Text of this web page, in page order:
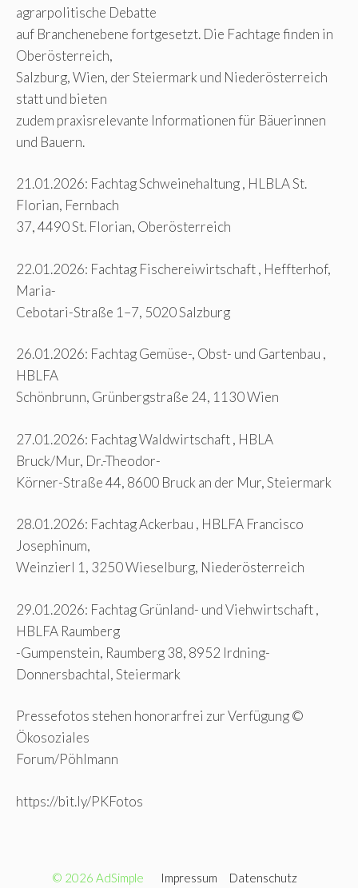
agrarpolitische Debatte
auf Branchenebene fortgesetzt. Die Fachtage finden in
Oberösterreich,
Salzburg, Wien, der Steiermark und Niederösterreich
statt und bieten
zudem praxisrelevante Informationen für Bäuerinnen
und Bauern.
21.01.2026: Fachtag Schweinehaltung , HLBLA St.
Florian, Fernbach
37, 4490 St. Florian, Oberösterreich
22.01.2026: Fachtag Fischereiwirtschaft , Heffterhof,
Maria-
Cebotari-Straße 1–7, 5020 Salzburg
26.01.2026: Fachtag Gemüse-, Obst- und Gartenbau ,
HBLFA
Schönbrunn, Grünbergstraße 24, 1130 Wien
27.01.2026: Fachtag Waldwirtschaft , HBLA
Bruck/Mur, Dr.-Theodor-
Körner-Straße 44, 8600 Bruck an der Mur, Steiermark
28.01.2026: Fachtag Ackerbau , HBLFA Francisco
Josephinum,
Weinzierl 1, 3250 Wieselburg, Niederösterreich
29.01.2026: Fachtag Grünland- und Viehwirtschaft ,
HBLFA Raumberg
-Gumpenstein, Raumberg 38, 8952 Irdning-
Donnersbachtal, Steiermark
Pressefotos stehen honorarfrei zur Verfügung ©
Ökosoziales
Forum/Pöhlmann
https://bit.ly/PKFotos
© 2026 AdSimple Impressum Datenschutz